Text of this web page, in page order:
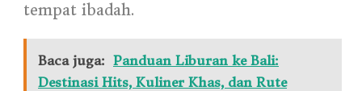
tempat ibadah.
Baca juga: Panduan Liburan ke Bali:
Destinasi Hits, Kuliner Khas, dan Rute